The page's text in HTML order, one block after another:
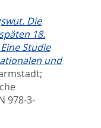
Die
18.
Studie
und
978-3-